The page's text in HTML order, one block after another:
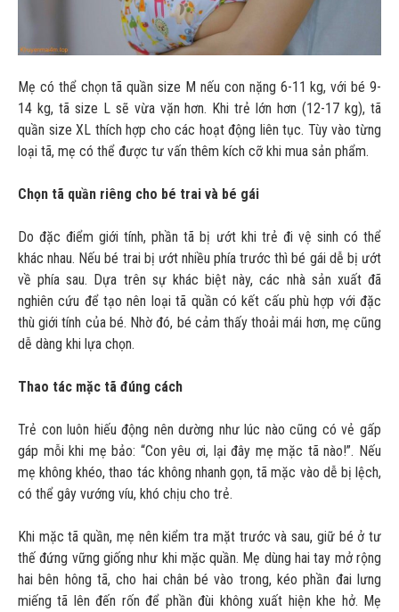
Mẹ có thể chọn tã quần size M nếu con nặng 6-11 kg, với bé 9-
14 kg, tã size L sẽ vừa vặn hơn. Khi trẻ lớn hơn (12-17 kg), tã
quần size XL thích hợp cho các hoạt động liên tục. Tùy vào từng
loại tã, mẹ có thể được tư vấn thêm kích cỡ khi mua sản phẩm.
Chọn tã quần riêng cho bé trai và bé gái
Do đặc điểm giới tính, phần tã bị ướt khi trẻ đi vệ sinh có thể
khác nhau. Nếu bé trai bị ướt nhiều phía trước thì bé gái dễ bị ướt
về phía sau. Dựa trên sự khác biệt này, các nhà sản xuất đã
nghiên cứu để tạo nên loại tã quần có kết cấu phù hợp với đặc
thù giới tính của bé. Nhờ đó, bé cảm thấy thoải mái hơn, mẹ cũng
dễ dàng khi lựa chọn.
Thao tác mặc tã đúng cách
Trẻ con luôn hiếu động nên dường như lúc nào cũng có vẻ gấp
gáp mỗi khi mẹ bảo: “Con yêu ơi, lại đây mẹ mặc tã nào!”. Nếu
mẹ không khéo, thao tác không nhanh gọn, tã mặc vào dễ bị lệch,
có thể gây vướng víu, khó chịu cho trẻ.
Khi mặc tã quần, mẹ nên kiểm tra mặt trước và sau, giữ bé ở tư
thế đứng vững giống như khi mặc quần. Mẹ dùng hai tay mở rộng
hai bên hông tã, cho hai chân bé vào trong, kéo phần đai lưng
miếng tã lên đến rốn để phần đùi không xuất hiện khe hở. Mẹ